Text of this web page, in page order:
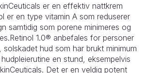
er en effektiv nattkrem
er en type vitamin A som reduserer
samtidig som porene minimeres og
1.0® anbefales for personer
solskadet hud som har brukt minimum
en stund, eksempelvis
Det er en veldig potent